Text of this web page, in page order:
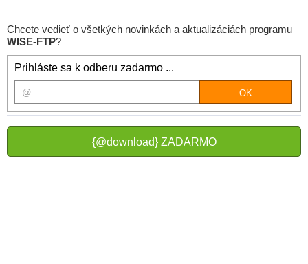
Chcete vedieť o všetkých novinkách a aktualizáciách programu
WISE-FTP?
Prihláste sa k odberu zadarmo ...
{@download} ZADARMO